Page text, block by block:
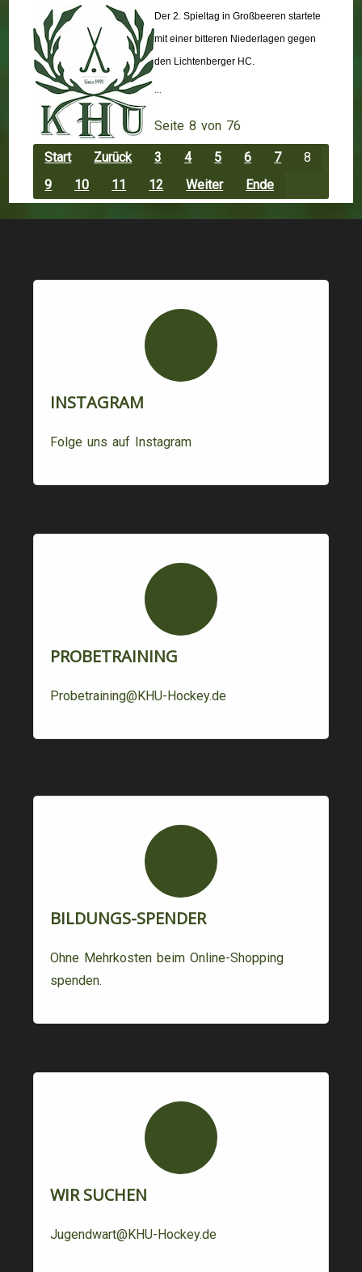
Der 2. Spieltag in Großbeeren startete
mit einer bitteren Niederlagen gegen
den Lichtenberger HC.
...
Seite 8 von 76
Start Zurück 3 4 5 6 7
8
9
10 11 12 Weiter Ende
INSTAGRAM
Folge uns auf Instagram
PROBETRAINING
Probetraining@KHU-Hockey.de
BILDUNGS-SPENDER
Ohne Mehrkosten beim Online-Shopping
spenden.
WIR SUCHEN
Jugendwart@KHU-Hockey.de